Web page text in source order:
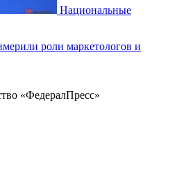
Национальные
роли маркетологов и
«ФедералПресс»